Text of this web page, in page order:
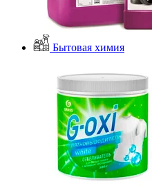
Бытовая химия